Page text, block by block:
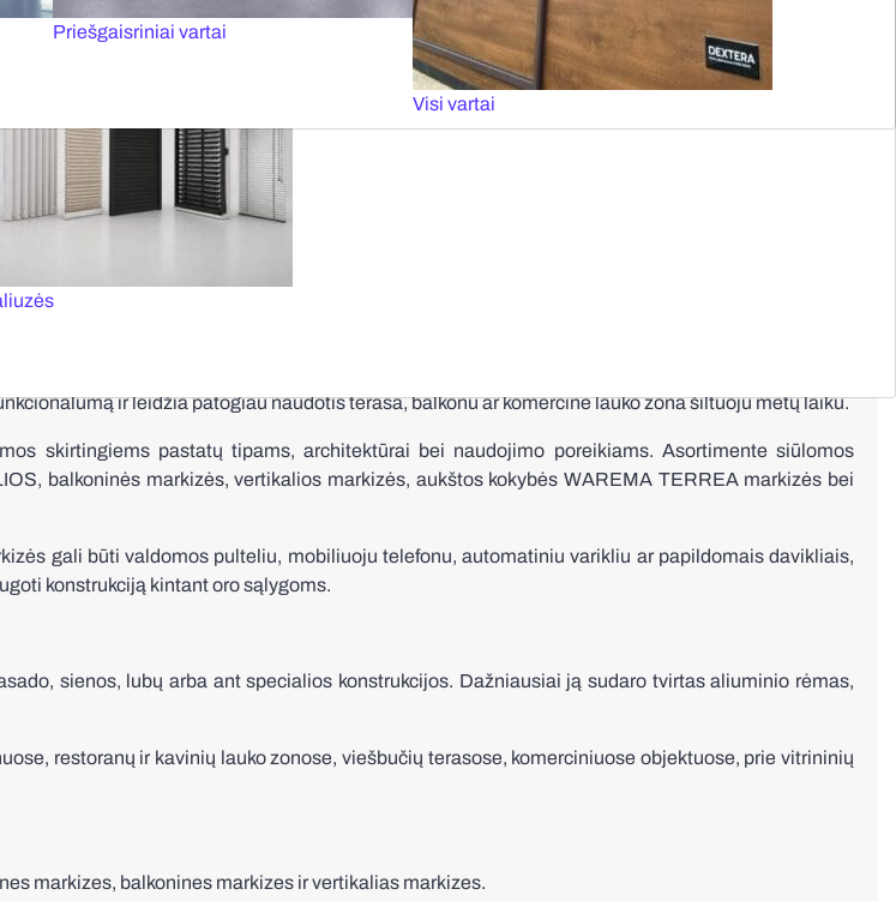
Priešgaisriniai vartai
Visi vartai
VERTIKALIOS
kavinių erdves ir kitas atviras zonas nuo tiesioginių saulės spindulių, karščio, perteklinės
ir leidžia patogiau naudotis terasa, balkonu ar komercine lauko zona šiltuoju metų laiku.
skirtingiems pastatų tipams, architektūrai bei naudojimo poreikiams. Asortimente siūlomos
balkoninės markizės, vertikalios markizės, aukštos kokybės WAREMA TERREA markizės bei
gali būti valdomos pulteliu, mobiliuoju telefonu, automatiniu varikliu ar papildomais davikliais,
konstrukciją kintant oro sąlygoms.
sienos, lubų arba ant specialios konstrukcijos. Dažniausiai ją sudaro tvirtas aliuminio rėmas,
restoranų ir kavinių lauko zonose, viešbučių terasose, komerciniuose objektuose, prie vitrininių
markizes, balkonines markizes ir vertikalias markizes.